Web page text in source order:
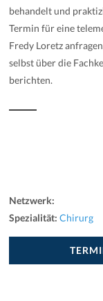
behandelt und
Termin für eine
Fredy Loretz
selbst über die
berichten.
Netzwerk:
Spezialität: Chirurg